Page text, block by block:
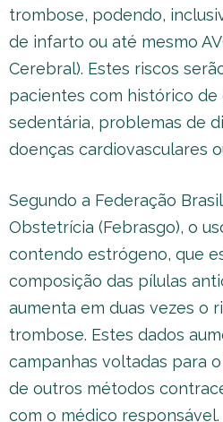
trombose, podendo,
de infarto ou até mesmo
Cerebral). Estes riscos
pacientes com histórico de
sedentária, problemas de
doenças cardiovasculares
Segundo a Federação
Obstetrícia (Febrasgo), o
contendo estrógeno, que
composição das pílulas
aumenta em duas vezes o
trombose. Estes dados
campanhas voltadas para
de outros métodos
com o médico responsável.